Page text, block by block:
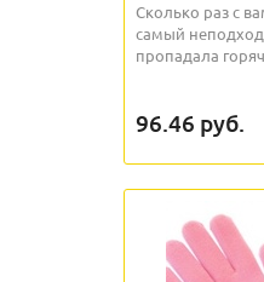
Сколько раз с
самый
пропадала
96.46 руб.